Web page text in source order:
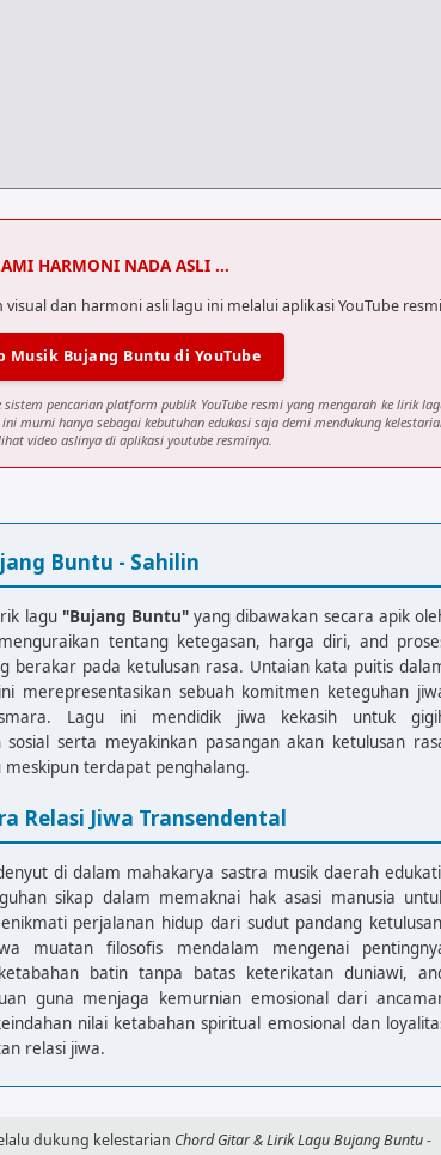
HARMONI NADA ASLI ...
dan harmoni asli lagu ini melalui aplikasi YouTube
Musik Bujang Buntu di YouTube
pencarian platform publik YouTube resmi yang mengarah ke lirik
murni hanya sebagai kebutuhan edukasi saja demi mendukung
video aslinya di aplikasi youtube resminya.
Buntu - Sahilin
lagu "Bujang Buntu"yang dibawakan secara apik
tentang ketegasan, harga diri, and
berakar pada ketulusan rasa. Untaian kata puitis
merepresentasikan sebuah komitmen keteguhan
Lagu ini mendidik jiwa kekasih untuk
serta meyakinkan pasangan akan ketulusan
terdapat penghalang.
Relasi Jiwa Transendental
di dalam mahakarya sastra musik daerah
sikap dalam memaknai hak asasi manusia
perjalanan hidup dari sudut pandang
muatan filosofis mendalam mengenai
batin tanpa batas keterikatan duniawi,
guna menjaga kemurnian emosional dari
nilai ketabahan spiritual emosional dan
relasi jiwa.
dukung kelestarian Chord Gitar & Lirik Lagu Bujang Buntu -